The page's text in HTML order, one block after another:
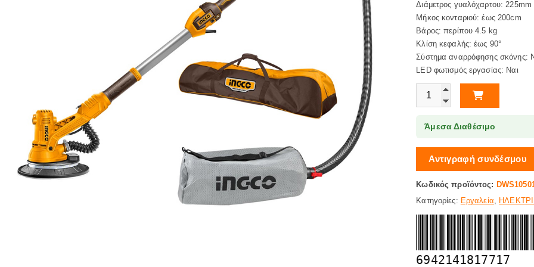
Διάμετρος γυαλόχαρτου: 225mm
Μήκος κονταριού: έως 200cm
Βάρος: περίπου 4.5 kg
Κλίση κεφαλής: έως 90°
Σύστημα αναρρόφησης σκόνης:
LED φωτισμός εργασίας: Ναι
Ηλεκτρικό Τριβείο Τοίχου Φ
Άμεσα Διαθέσιμο
Αντιγραφή συνδέσμου
Κωδικός προϊόντος:
Κατηγορίες: Εργαλεία
6942141817717